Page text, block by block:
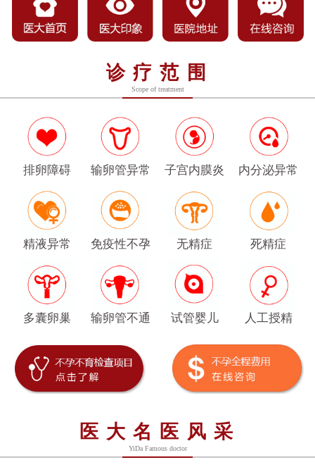
诊疗范围
Scope of treatment
排卵障碍 输卵管异常 子宫内膜炎 内分泌异常
精液异常 免疫性不孕 无精症 死精症
多囊卵巢 输卵管不通 试管婴儿 人工授精
医大名医风采
YiDa Famous doctor